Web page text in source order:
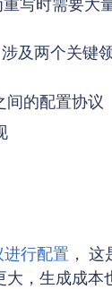
及两个关键
间的配置协议
进行配置 ，
，生成成本